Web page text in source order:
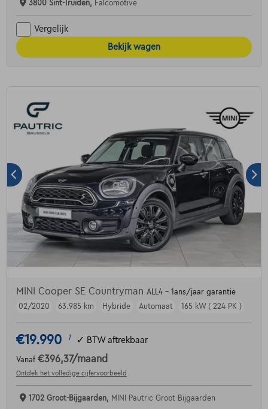
3800 Sint-Truiden, Falcomotive
Vergelijk
Bekijk wagen
MINI Cooper SE Countryman ALL4 - 1ans/jaar garantie
02/2020
63.985 km Hybride Automaat 165 kW ( 224 PK )
€19.990 1 ✓ BTW aftrekbaar
Vanaf €396,37/maand
Ontdek het volledige cijfervoorbeeld
1702 Groot-Bijgaarden, MINI Pautric Groot Bijgaarden